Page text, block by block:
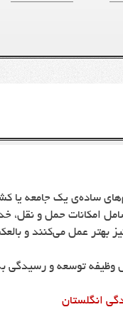
ساده‌ی یک جامعه یا
امکانات حمل و نقل،
بهتر عمل می‌کنند و
وظیفه توسعه و رسیدگی
انگلستان